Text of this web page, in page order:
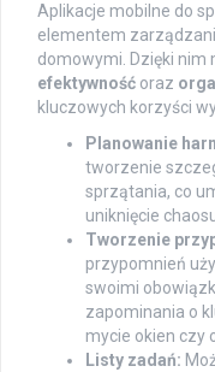
Aplikacje mobilne do
elementem
domowymi. Dzięki
efektywność oraz
kluczowych korzyści
Planowanie
tworzenie
sprzątania, co
uniknięcie
Tworzenie
przypomnień
swoimi
zapominania o
mycie okien czy
Listy zadań: